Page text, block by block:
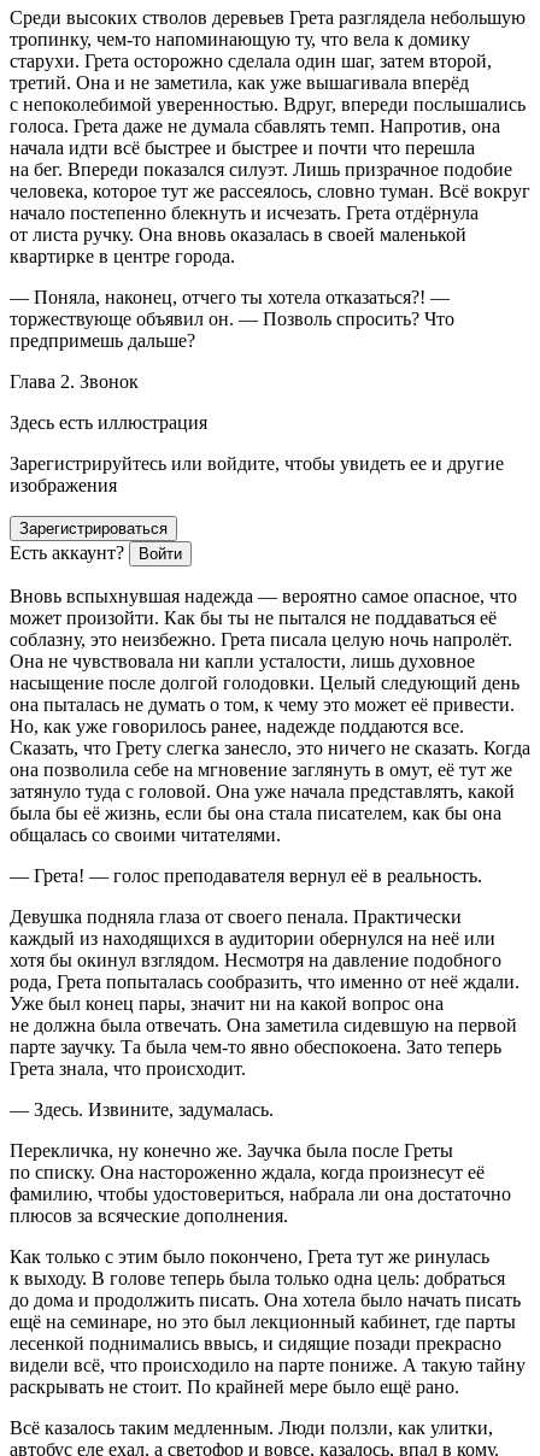
Среди высоких стволов деревьев Грета разглядела небольшую
тропинку, чем-то напоминающую ту, что вела к домику
старухи. Грета осторожно сделала один шаг, затем второй,
третий. Она и не заметила, как уже вышагивала вперёд
с непоколебимой уверенностью. Вдруг, впереди послышались
голоса. Грета даже не думала сбавлять темп. Напротив, она
начала идти всё быстрее и быстрее и почти что перешла
на бег. Впереди показался силуэт. Лишь призрачное подобие
человека, которое тут же рассеялось, словно туман. Всё вокруг
начало постепенно блекнуть и исчезать. Грета отдёрнула
от листа ручку. Она вновь оказалась в своей маленькой
квартирке в центре города.
— Поняла, наконец, отчего ты хотела отказаться?! —
торжествующе объявил он. — Позволь спросить? Что
предпримешь дальше?
Глава 2. Звонок
Здесь есть иллюстрация
Зарегистрируйтесь или войдите, чтобы увидеть ее и другие
изображения
Зарегистрироваться
Есть аккаунт? Войти
Вновь вспыхнувшая надежда — вероятно самое опасное, что
может произойти. Как бы ты не пытался не поддаваться её
соблазну, это неизбежно. Грета писала целую ночь напролёт.
Она не чувствовала ни капли усталости, лишь духовное
насыщение после долгой голодовки. Целый следующий день
она пыталась не думать о том, к чему это может её привести.
Но, как уже говорилось ранее, надежде поддаются все.
Сказать, что Грету слегка занесло, это ничего не сказать. Когда
она позволила себе на мгновение заглянуть в омут, её тут же
затянуло туда с головой. Она уже начала представлять, какой
была бы её жизнь, если бы она стала писателем, как бы она
общалась со своими читателями.
— Грета! — голос преподавателя вернул её в реальность.
Девушка подняла глаза от своего пенала. Практически
каждый из находящихся в аудитории обернулся на неё или
хотя бы окинул взглядом. Несмотря на давление подобного
рода, Грета попыталась сообразить, что именно от неё ждали.
Уже был конец пары, значит ни на какой вопрос она
не должна была отвечать. Она заметила сидевшую на первой
парте заучку. Та была чем-то явно обеспокоена. Зато теперь
Грета знала, что происходит.
— Здесь. Извините, задумалась.
Перекличка, ну конечно же. Заучка была после Греты
по списку. Она настороженно ждала, когда произнесут её
фамилию, чтобы удостовериться, набрала ли она достаточно
плюсов за всяческие дополнения.
Как только с этим было покончено, Грета тут же ринулась
к выходу. В голове теперь была только одна цель: добраться
до дома и продолжить писать. Она хотела было начать писать
ещё на семинаре, но это был лекционный кабинет, где парты
лесенкой поднимались ввысь, и сидящие позади прекрасно
видели всё, что происходило на парте пониже. А такую тайну
раскрывать не стоит. По крайней мере было ещё рано.
Всё казалось таким медленным. Люди ползли, как улитки,
автобус еле ехал, а светофор и вовсе, казалось, впал в кому.